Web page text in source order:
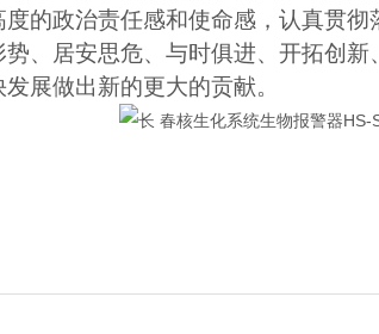
的政治责任感和使命感，认真贯
、居安思危、与时俱进、开拓创新
展做出新的更大的贡献。